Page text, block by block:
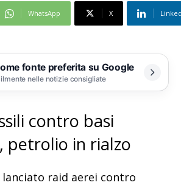
WhatsApp X
fonte preferita su Google
nelle notizie consigliate
contro basi
petrolio in rialzo
raid aerei contro